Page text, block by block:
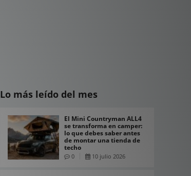
Lo más leído del mes
El Mini Countryman ALL4
se transforma en camper:
lo que debes saber antes
de montar una tienda de
techo
0 10 julio 2026